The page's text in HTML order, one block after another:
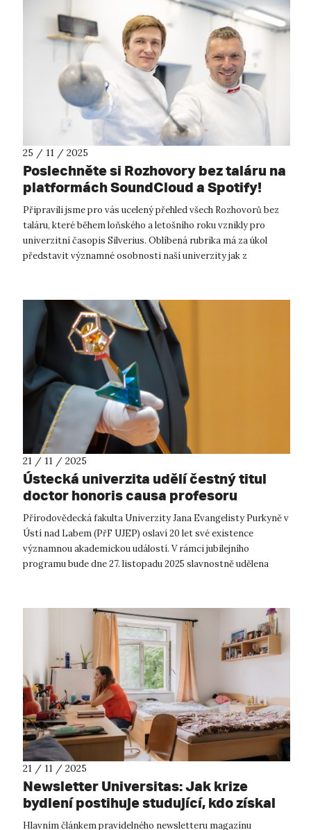
25 / 11 / 2025
Poslechněte si Rozhovory bez taláru na
platformách SoundCloud a Spotify!
Připravili jsme pro vás ucelený přehled všech Rozhovorů bez
taláru, které během loňského a letošního roku vznikly pro
univerzitní časopis Silverius. Oblíbená rubrika má za úkol
představit významné osobnosti naší univerzity jak z
21 / 11 / 2025
Ústecká univerzita udělí čestný titul
doctor honoris causa profesoru
Williamu R. Smithovi
Přírodovědecká fakulta Univerzity Jana Evangelisty Purkyně v
Ústí nad Labem (PřF UJEP) oslaví 20 let své existence
významnou akademickou událostí. V rámci jubilejního
programu bude dne 27. listopadu 2025 slavnostně udělena
21 / 11 / 2025
Newsletter Universitas: Jak krize
bydlení postihuje studující, kdo získal
prestižní granty a mnoho dalšího
Hlavním článkem pravidelného newsletteru magazínu